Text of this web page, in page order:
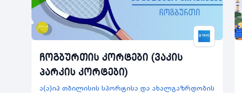
ჩოგბურთის კორტები (ვაკის
პარკის კორტები)
ა(ა)იპ თბილისის სპორტისა და ახალგაზრდობის